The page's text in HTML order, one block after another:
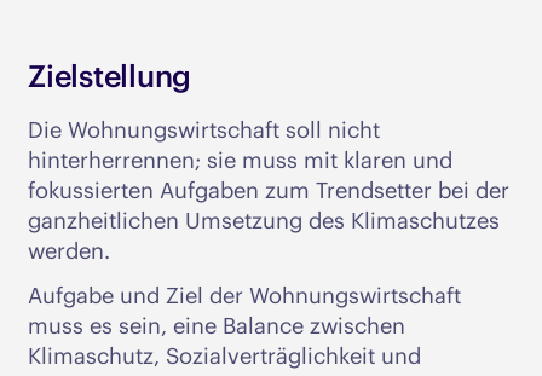
Zielstellung
Die Wohnungswirtschaft soll nicht
hinterherrennen; sie muss mit klaren und
fokussierten Aufgaben zum Trendsetter bei der
ganzheitlichen Umsetzung des Klimaschutzes
werden.
Aufgabe und Ziel der Wohnungswirtschaft
muss es sein, eine Balance zwischen
Klimaschutz, Sozialverträglichkeit und